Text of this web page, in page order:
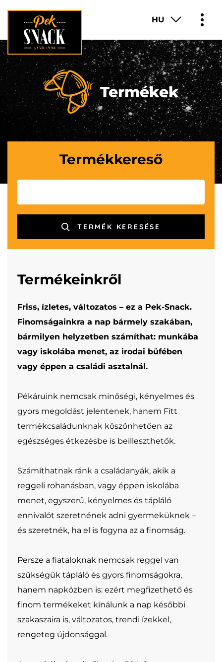
TERMÉKEK
RÓLUNK
TUDTAD?
FRANCHISE
KARRIER
ÜZLETKERESŐ
HU
Termékek
Termékkereső
TERMÉK KERESÉSE
Termékeinkről
Friss, ízletes, változatos – ez a Pek-Snack.
Finomságainkra a nap bármely szakában,
bármilyen helyzetben számíthat: munkába
vagy iskolába menet, az irodai büfében
vagy éppen a családi asztalnál.
Pékáruink nemcsak minőségi, kényelmes és
gyors megoldást jelentenek, hanem Fitt
termékcsaládunknak köszönhetően az
egészséges étkezésbe is beilleszthetők.
Számíthatnak ránk a családanyák, akik a
reggeli rohanásban, vagy éppen iskolába
menet, egyszerű, kényelmes és tápláló
ennivalót szeretnének adni gyermeküknek –
és szeretnék, ha el is fogyna az a finomság.
Persze a fiataloknak nemcsak reggel van
szükségük tápláló és gyors finomságokra,
hanem napközben is: ezért megfizethető és
finom termékeket kínálunk a nap későbbi
szakaszaira is, változatos, trendi ízekkel,
rengeteg újdonsággal.